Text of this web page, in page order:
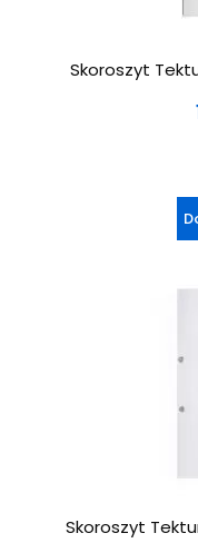
Skoroszyt
Skoroszyt